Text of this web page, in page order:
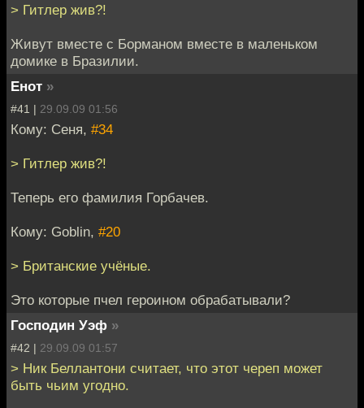
> Гитлер жив?!
Живут вместе с Борманом вместе в маленьком
домике в Бразилии.
Енот »
#41 | 29.09.09 01:56
Кому: Сеня, #34
> Гитлер жив?!
Теперь его фамилия Горбачев.
Кому: Goblin, #20
> Британские учёные.
Это которые пчел героином обрабатывали?
Господин Уэф »
#42 | 29.09.09 01:57
> Ник Беллантони считает, что этот череп может
быть чьим угодно.